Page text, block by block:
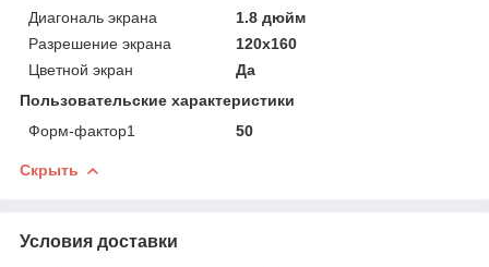
Диагональ экрана
1.8 дюйм
Разрешение экрана
120x160
Цветной экран
Да
Пользовательские характеристики
Форм-фактор1
50
Скрыть
Условия доставки